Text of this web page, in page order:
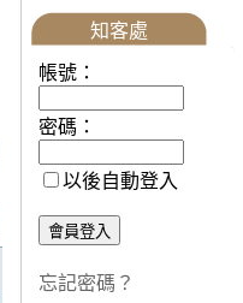
知客處
帳號：
密碼：
以後自動登入
忘記密碼？